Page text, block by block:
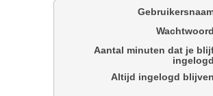
Aantal minuten dat je
Altijd ingelogd